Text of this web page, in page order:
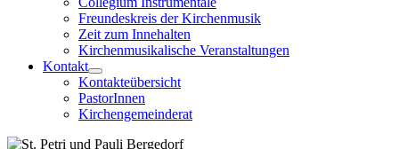
Freundeskreis der Kirchenmusik
Zeit zum Innehalten
Kirchenmusikalische Veranstaltungen
Kontakt
Kontakteübersicht
PastorInnen
Kirchengemeinderat